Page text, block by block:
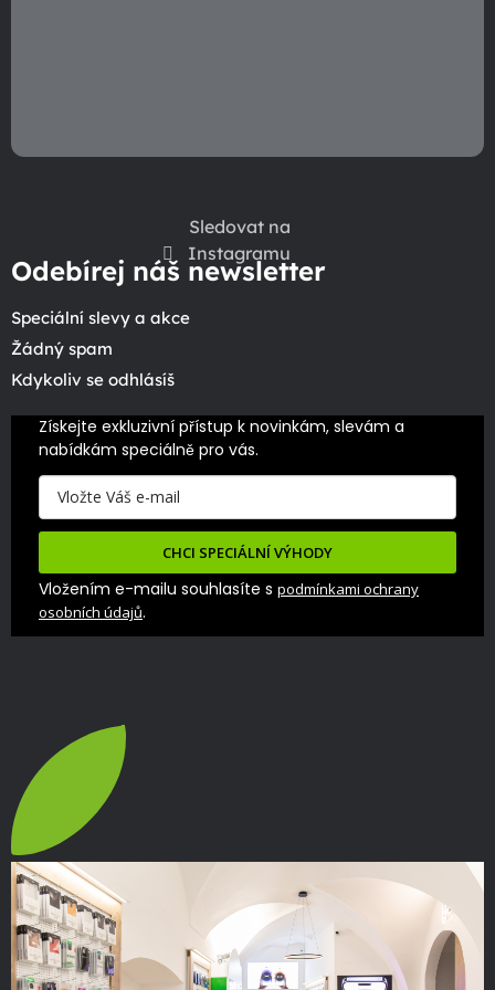
Sledovat na
Instagramu
Odebírej náš newsletter
Speciální slevy a akce
Žádný spam
Kdykoliv se odhlásíš
Získejte exkluzivní přístup k novinkám, slevám a
nabídkám speciálně pro vás.
CHCI SPECIÁLNÍ VÝHODY
Vložením e-mailu souhlasíte s podmínkami ochrany
osobních údajů.